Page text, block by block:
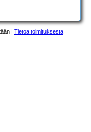
| Tietoa toimituksesta